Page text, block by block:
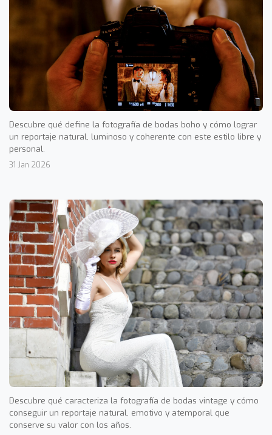
Descubre qué define la fotografía de bodas boho y cómo lograr
un reportaje natural, luminoso y coherente con este estilo libre y
personal.
31 Jan 2026
Descubre qué caracteriza la fotografía de bodas vintage y cómo
conseguir un reportaje natural, emotivo y atemporal que
conserve su valor con los años.